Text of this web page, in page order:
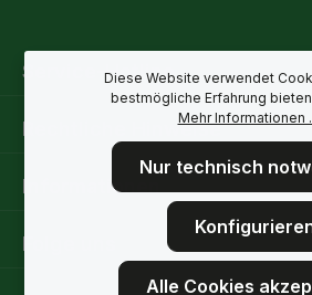
Service-Hotline
Rechtliche Hinweise
Informationen
Folge uns
Diese Website verwendet
bestmögliche Erfahrung
Mehr Informationen
Nur technisch
Alle Cookies